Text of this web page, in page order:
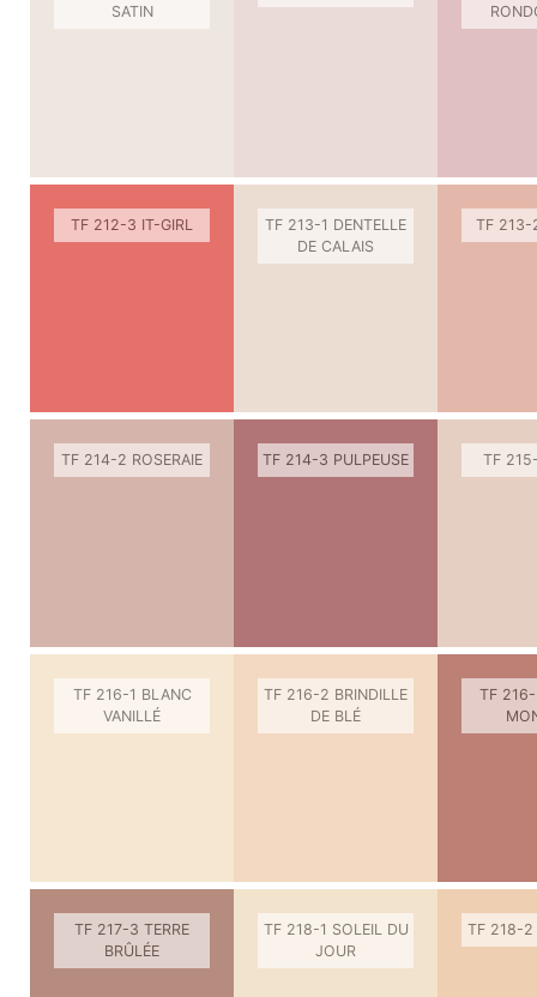
SATIN
TF 212-3 IT-GIRL
TF 213-1 DENTELLE
DE CALAIS
TF 213-
TF 214-2 ROSERAIE TF 214-3 PULPEUSE TF
TF 216-1 BLANC
VANILLÉ
TF 216-2 BRINDILLE
DE BLÉ
TF 216-
TF 217-3 TERRE
BRÛLÉE
TF 218-1 SOLEIL DU
JOUR
TF 218-2